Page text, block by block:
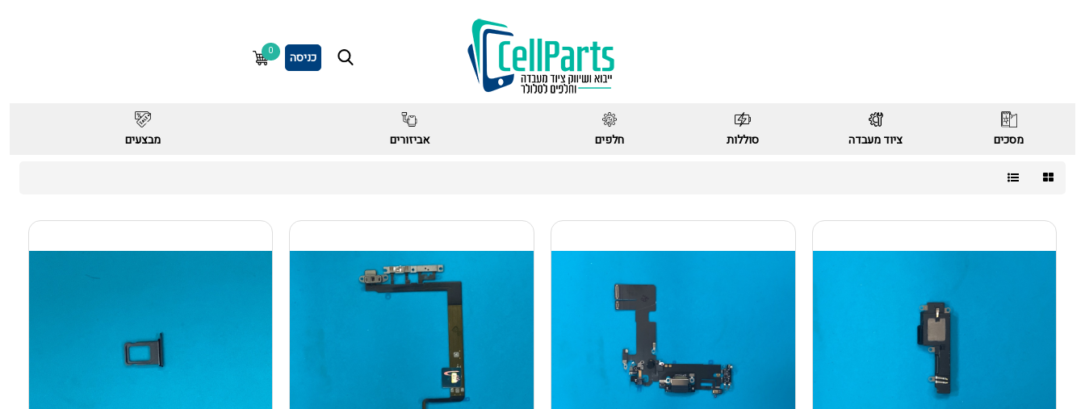
כניסה 0
מסכים ציוד מעבדה סוללות חלפים אביזורים מבצעים